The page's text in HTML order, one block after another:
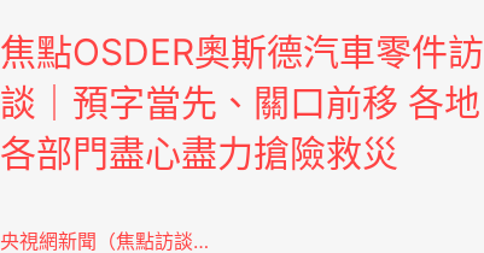
焦點OSDER奧斯德汽車零件訪
談｜預字當先、關口前移 各地
各部門盡心盡力搶險救災
央視網新聞（焦點訪談…